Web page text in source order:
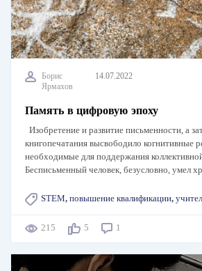
Борис
Ярмахов
14.07.2022
Память в цифровую эпоху
Изобретение и развитие письменности, а
книгопечатания высвободило когнитивные
необходимые для поддержания
Бесписьменный человек, безусловно, умел
STEM, повышение квалификации,
215 5 1